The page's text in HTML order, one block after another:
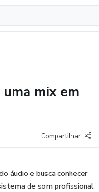
mix em
Compartilhar
áudio e busca conhecer
de som profissional